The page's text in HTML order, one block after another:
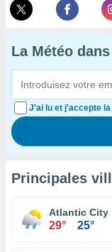
La Météo
J'ai lu et j'accepte
Principales
Atlantic City
29° 25°